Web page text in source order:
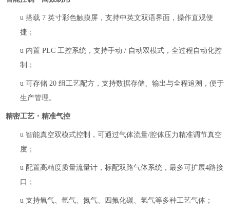
u搭载 7 英寸彩色触摸屏，支持中英文双语界面，操作直观便
捷；
u 内置 PLC 工控系统，支持手动 / 自动双模式，全过程自动化控
制；
u可存储 20 组工艺配方，支持数据存储、输出与全程追溯，便于
生产管理。
精密工艺・精准气控
u 智能真空双模式控制，可通过气体流量/腔体压力精准调节真空
度；
u 配置高精度质量流量计，标配双路气体系统，最多可扩展4路接
口；
u支持氧气、氩气、氮气、四氟化碳、氢气等多种工艺气体；